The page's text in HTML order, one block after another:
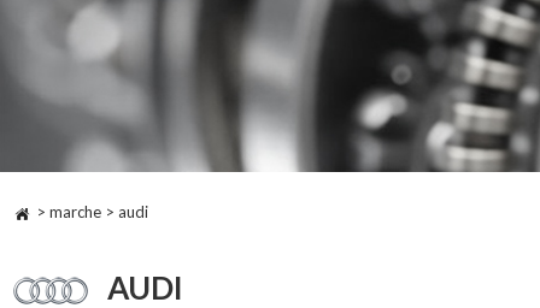
> marche > audi
AUDI